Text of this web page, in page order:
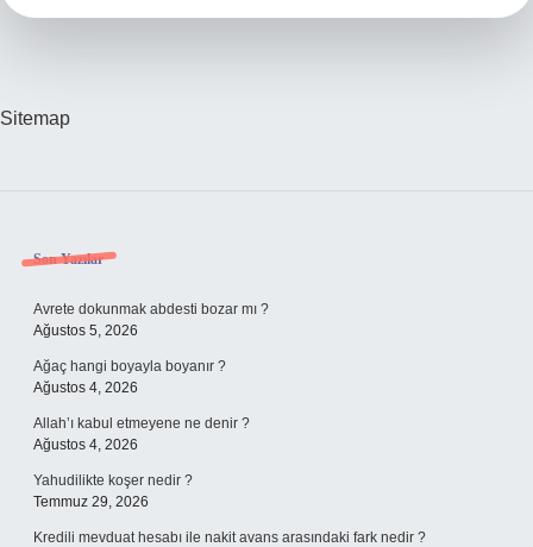
Sitemap
Sidebar
Son Yazılar
Avrete dokunmak abdesti bozar mı ?
Ağustos 5, 2026
Ağaç hangi boyayla boyanır ?
Ağustos 4, 2026
Allah’ı kabul etmeyene ne denir ?
Ağustos 4, 2026
Yahudilikte koşer nedir ?
Temmuz 29, 2026
Kredili mevduat hesabı ile nakit avans arasındaki fark nedir ?